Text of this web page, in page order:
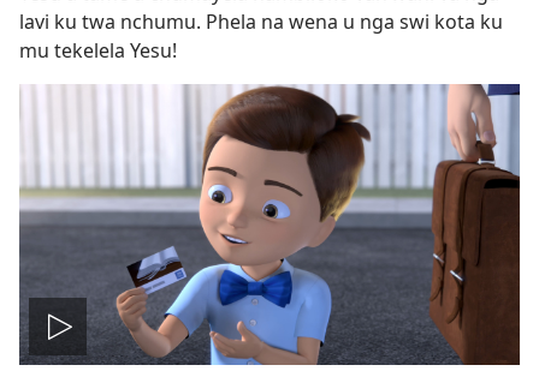
lavi ku twa nchumu. Phela na wena u nga swi kota ku
mu tekelela Yesu!
Play